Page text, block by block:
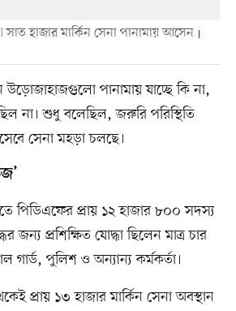
হাজার মার্কিন সেনা পানামায় আসেন
উড়োজাহাজগুলো পানামায় যাচ্ছে কি না,
না। শুধু বলেছিল, জরুরি পরিস্থিতি
সেনা মহড়া চলছে।
পিডিএফের প্রায় ১২ হাজার ৮০০ সদস্য
জন্য প্রশিক্ষিত যোদ্ধা ছিলেন মাত্র চার
গার্ড, পুলিশ ও অন্যান্য কর্মকর্তা।
প্রায় ১৩ হাজার মার্কিন সেনা অবস্থান